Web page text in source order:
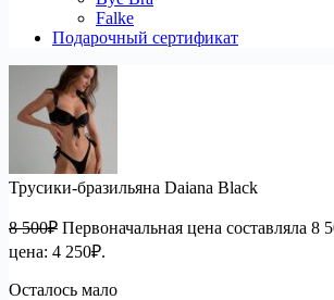
Falke
Подарочный сертификат
Трусики-бразильяна Daiana Black
8 500₽ Первоначальная цена составляла 8
цена: 4 250₽.
Осталось мало